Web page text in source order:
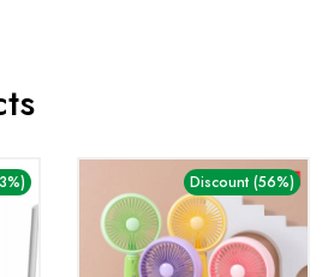
Discount (56%)